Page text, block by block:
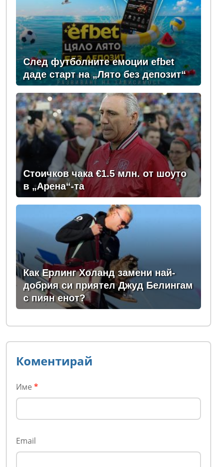
След футболните емоции efbet
даде старт на „Лято без депозит“
Стоичков чака €1.5 млн. от шоуто
в „Арена“-та
Как Ерлинг Холанд замени най-
добрия си приятел Джуд Белингам
с пиян енот?
Коментирай
Име *
Email